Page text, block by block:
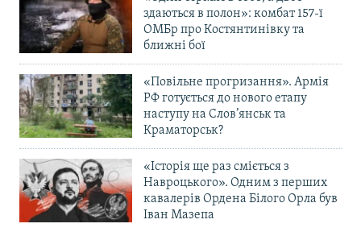
здаються в полон»: комбат 157-ї
ОМБр про Костянтинівку та
ближні бої
«Повільне прогризання». Армія
РФ готується до нового етапу
наступу на Слов’янськ та
Краматорськ?
«Історія ще раз сміється з
Навроцького». Одним з перших
кавалерів Ордена Білого Орла був
Іван Мазепа